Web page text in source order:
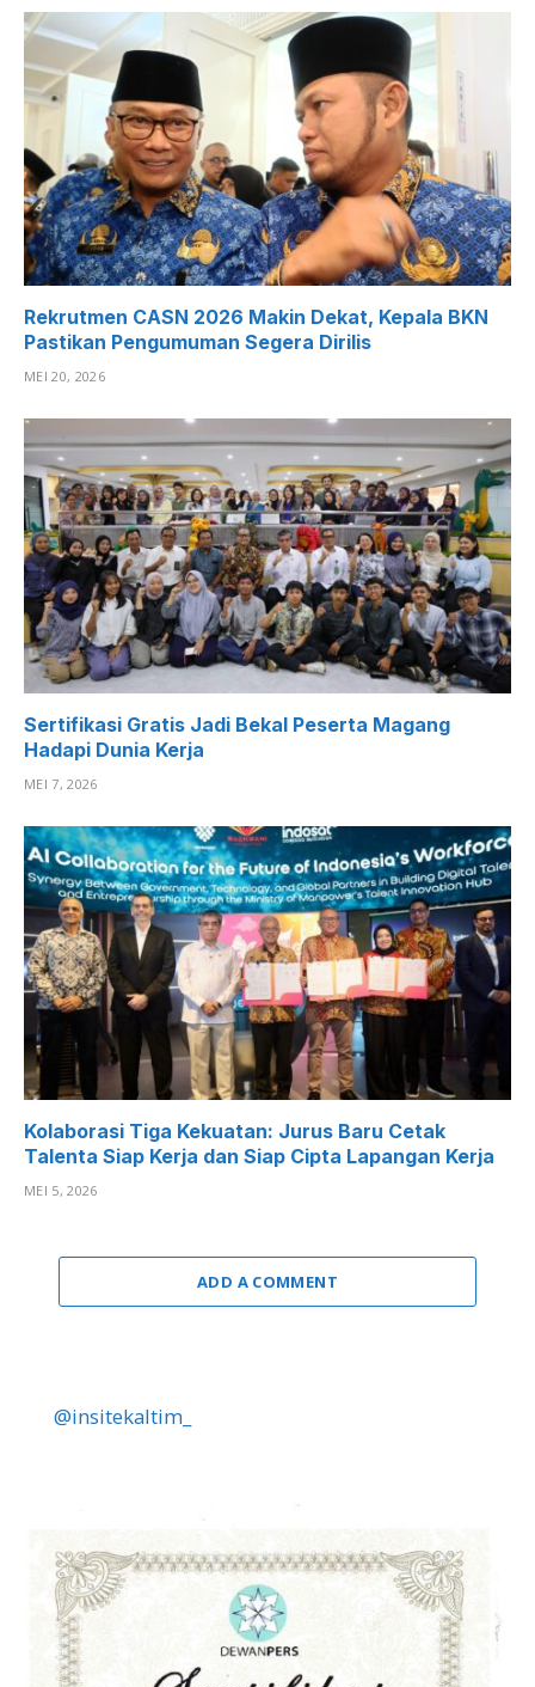
Rekrutmen CASN 2026 Makin Dekat, Kepala BKN
Pastikan Pengumuman Segera Dirilis
MEI 20, 2026
Sertifikasi Gratis Jadi Bekal Peserta Magang
Hadapi Dunia Kerja
MEI 7, 2026
Kolaborasi Tiga Kekuatan: Jurus Baru Cetak
Talenta Siap Kerja dan Siap Cipta Lapangan Kerja
MEI 5, 2026
ADD A COMMENT
@insitekaltim_